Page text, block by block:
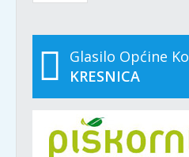
Glasilo Općine
KRESNICA